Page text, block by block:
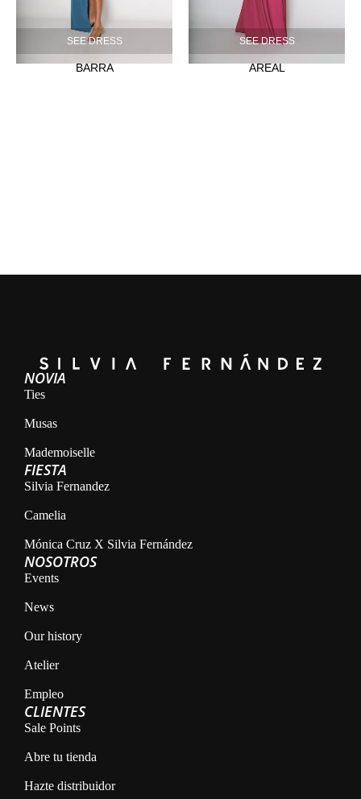
SEE DRESS
BARRA
SEE DRESS
AREAL
NOVIA
Ties
Musas
Mademoiselle
FIESTA
Silvia Fernandez
Camelia
Mónica Cruz X Silvia Fernández
NOSOTROS
Events
News
Our history
Atelier
Empleo
CLIENTES
Sale Points
Abre tu tienda
Hazte distribuidor